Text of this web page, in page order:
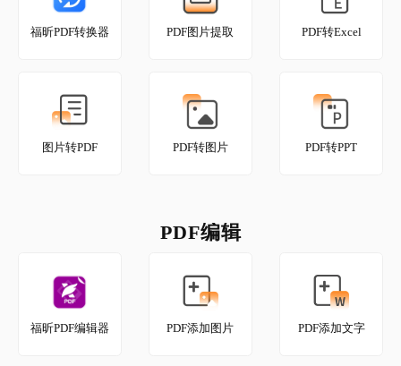
福昕PDF转换器 PDF图片提取 PDF转Excel
图片转PDF PDF转图片 PDF转PPT
PDF编辑
福昕PDF编辑器 PDF添加图片 PDF添加文字